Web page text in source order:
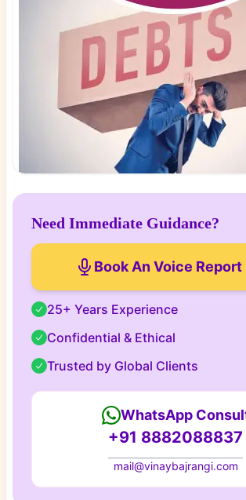
Need Immediate Guidance?
Book An Voice Report
25+ Years Experience
Confidential & Ethical
Trusted by Global Clients
WhatsApp
+91 8882088837
mail@vinaybajrangi.com